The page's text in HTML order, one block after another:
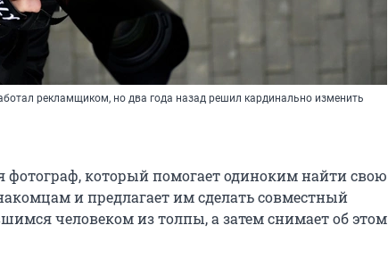
рекламщиком, но два года назад решил кардинально изменить
фотограф, который помогает одиноким найти свою
и предлагает им сделать совместный
человеком из толпы, а затем снимает об этом